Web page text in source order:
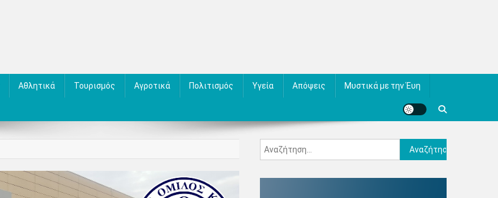
Αθλητικά Τουρισμός Αγροτικά Πολιτισμός Υγεία Απόψεις Μυστικά με την Έυη
Αναζήτηση
για: